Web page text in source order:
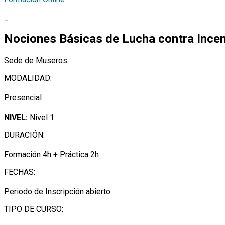
Nociones Básicas de Lucha contra
Sede de Museros
MODALIDAD:
Presencial
NIVEL: Nivel 1
DURACIÓN:
Formación 4h + Práctica 2h
FECHAS:
Periodo de Inscripción abierto
TIPO DE CURSO: